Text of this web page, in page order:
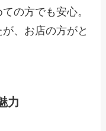
の方でも安心。
、お店の方がと
力